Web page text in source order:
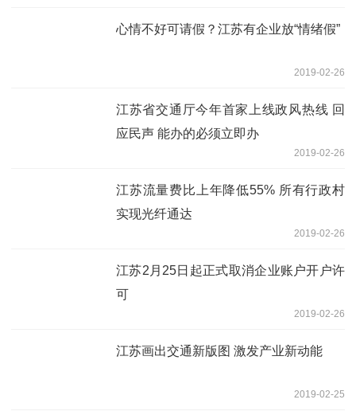
心情不好可请假？江苏有企业放“情绪假”
2019-02-26
江苏省交通厅今年首家上线政风热线 回
应民声 能办的必须立即办
2019-02-26
江苏流量费比上年降低55% 所有行政村
实现光纤通达
2019-02-26
江苏2月25日起正式取消企业账户开户许
可
2019-02-26
江苏画出交通新版图 激发产业新动能
2019-02-25